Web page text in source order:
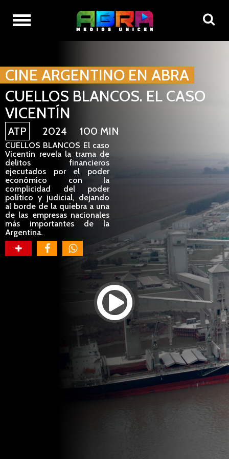
CINE ARGENTINO EN ABRA
CUELLOS BLANCOS. EL CASO
VICENTÍN
ATP 2024 100 MIN
CUELLOS BLANCOS El caso
Vicentin revela la trama de
delitos financieros
ejecutados por el poder
económico con la
complicidad del poder
político y judicial, dejando
al borde de la quiebra a una
de las empresas nacionales
más importantes de la
Argentina.